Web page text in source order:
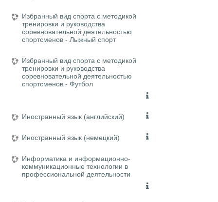
Избранный вид спорта с методикой
тренировки и руководства
соревновательной деятельностью
спортсменов - Лыжный спорт
Избранный вид спорта с методикой
тренировки и руководства
соревновательной деятельностью
спортсменов - Футбол
Иностранный язык (английский)
Иностранный язык (немецкий)
Информатика и информационно-
коммуникационные технологии в
профессиональной деятельности